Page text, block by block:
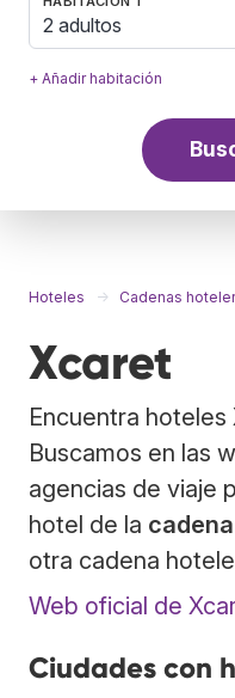
2 adultos
+ Añadir habitación
Hoteles Cadenas
Xcaret
Encuentra
Buscamos en las
agencias de viaje
hotel de la
otra cadena
Web oficial de
Ciudades con